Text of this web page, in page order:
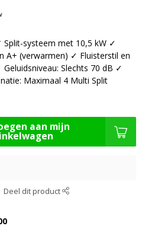
systeem met 10,5 kW ✓
A+ (verwarmen) ✓ Fluisterstil en
Slechts 70 dB ✓
Maximaal 4 Multi Split
aan mijn
Deel dit product